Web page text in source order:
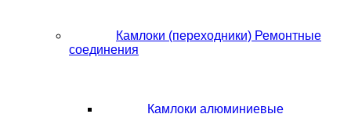
Камлоки (переходники) Ремонтные
соединения
Камлоки алюминиевые